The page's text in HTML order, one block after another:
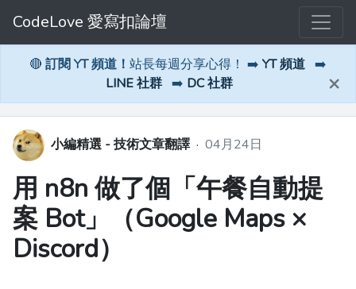
CodeLove 愛寫扣論壇
🔴 訂閱 YT 頻道！ 站長每週分享心得！ ➡️ YT 頻道 ➡️
LINE 社群 ➡️ DC 社群 ×
小編精選 - 技術文章翻譯 · 04月24日
用 n8n 做了個「午餐自動提
案 Bot」（Google Maps ×
Discord）